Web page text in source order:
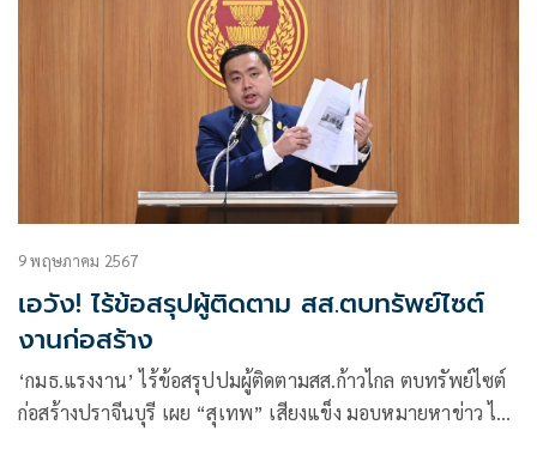
9 พฤษภาคม 2567
เอวัง! ไร้ข้อสรุปผู้ติดตาม สส.ตบทรัพย์ไซต์
งานก่อสร้าง
‘กมธ.แรงงาน’ ไร้ข้อสรุปปมผู้ติดตามสส.ก้าวไกล ตบทรัพย์ไซต์
ก่อสร้างปราจีนบุรี เผย “สุเทพ” เสียงแข็ง มอบหมายหาข่าว ไม่